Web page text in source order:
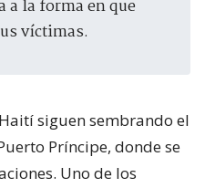
a la forma en que
víctimas.
siguen sembrando el
Príncipe, donde se
Uno de los